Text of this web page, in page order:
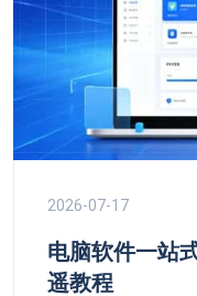
2026-07-17
电脑软件一站
遥教程